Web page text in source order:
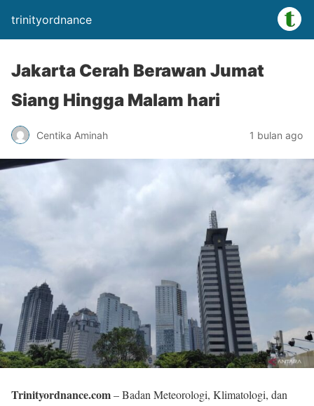
trinityordnance
Jakarta Cerah Berawan Jumat
Siang Hingga Malam hari
Centika Aminah 1 bulan ago
Trinityordnance.com– Badan Meteorologi, Klimatologi, dan